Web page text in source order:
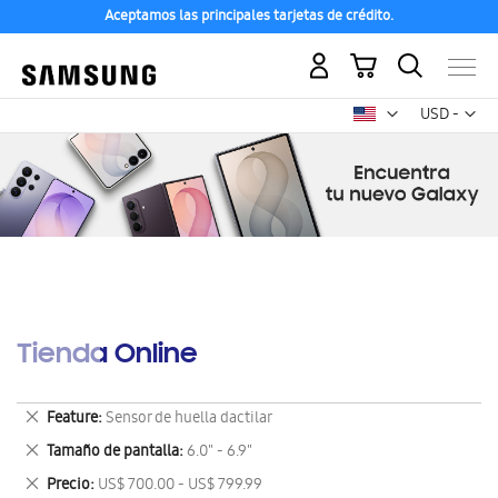
Aceptamos las principales tarjetas de crédito.
USD -
dólar
Mi carrito
Tienda Online
Feature Sensor de huella dactilar
Eliminar
este
artículo
Tamaño de pantalla 6.0" - 6.9"
Eliminar
este
Precio US$ 700.00 - US$ 799.99
Eliminar